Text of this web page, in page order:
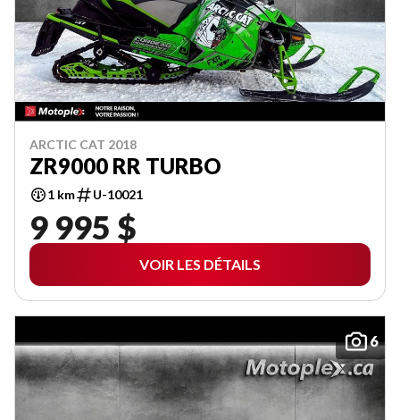
ARCTIC CAT 2018
ZR9000 RR TURBO
1 km U-10021
9 995 $
VOIR LES DÉTAILS
6